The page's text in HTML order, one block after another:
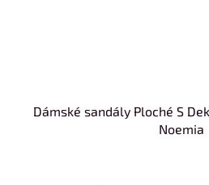
Dámské sandály Ploché S
Noemia